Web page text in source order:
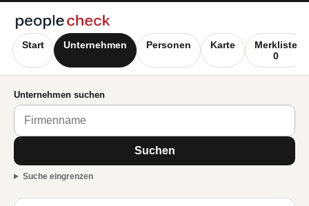
Start Unternehmen Personen Karte
Merkliste
0
Unternehmen suchen
Suchen
Suche eingrenzen